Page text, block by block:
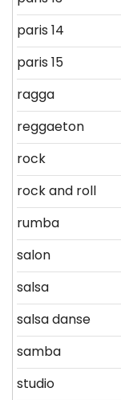
paris 14
paris 15
ragga
reggaeton
rock
rock and roll
rumba
salon
salsa
salsa danse
samba
studio